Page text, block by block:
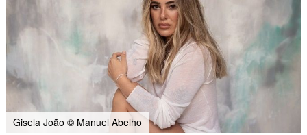
Gisela João © Manuel Abelho